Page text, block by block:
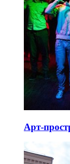
Арт-